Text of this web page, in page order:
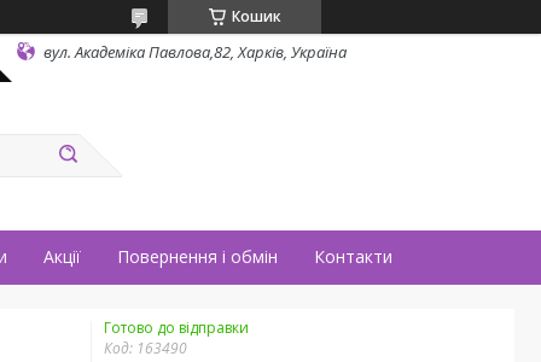
Кошик
вул. Академіка Павлова,82, Харків, Україна
Акції Повернення і обмін Контакти
Готово до відправки
Код: 163490